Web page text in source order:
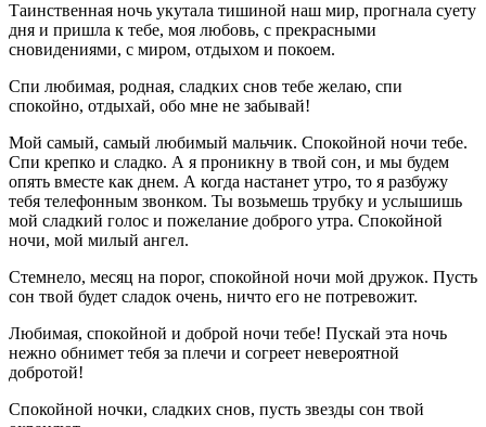
Таинственная ночь укутала тишиной наш мир, прогнала суету
дня и пришла к тебе, моя любовь, с прекрасными
сновидениями, с миром, отдыхом и покоем.
Спи любимая, родная, сладких снов тебе желаю, спи
спокойно, отдыхай, обо мне не забывай!
Мой самый, самый любимый мальчик. Спокойной ночи тебе.
Спи крепко и сладко. А я проникну в твой сон, и мы будем
опять вместе как днем. А когда настанет утро, то я разбужу
тебя телефонным звонком. Ты возьмешь трубку и услышишь
мой сладкий голос и пожелание доброго утра. Спокойной
ночи, мой милый ангел.
Стемнело, месяц на порог, спокойной ночи мой дружок. Пусть
сон твой будет сладок очень, ничто его не потревожит.
Любимая, спокойной и доброй ночи тебе! Пускай эта ночь
нежно обнимет тебя за плечи и согреет невероятной
добротой!
Спокойной ночки, сладких снов, пусть звезды сон твой